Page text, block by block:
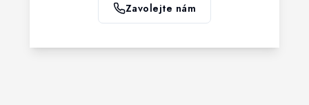
Zavolejte nám